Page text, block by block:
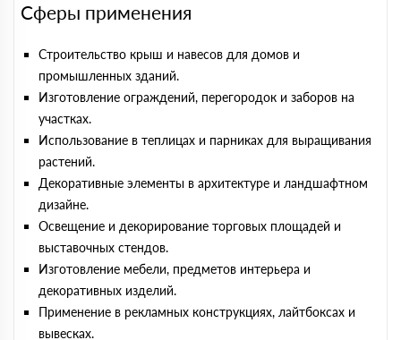
Сферы применения
Строительство крыш и навесов для домов и
промышленных зданий.
Изготовление ограждений, перегородок и заборов на
участках.
Использование в теплицах и парниках для выращивания
растений.
Декоративные элементы в архитектуре и ландшафтном
дизайне.
Освещение и декорирование торговых площадей и
выставочных стендов.
Изготовление мебели, предметов интерьера и
декоративных изделий.
Применение в рекламных конструкциях, лайтбоксах и
вывесках.